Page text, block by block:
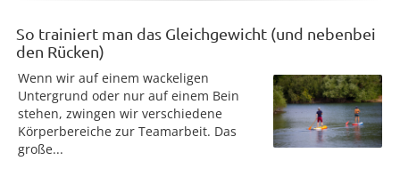
So trainiert man das Gleichgewicht (und nebenbei
den Rücken)
Wenn wir auf einem wackeligen
Untergrund oder nur auf einem Bein
stehen, zwingen wir verschiedene
Körperbereiche zur Teamarbeit. Das
große...